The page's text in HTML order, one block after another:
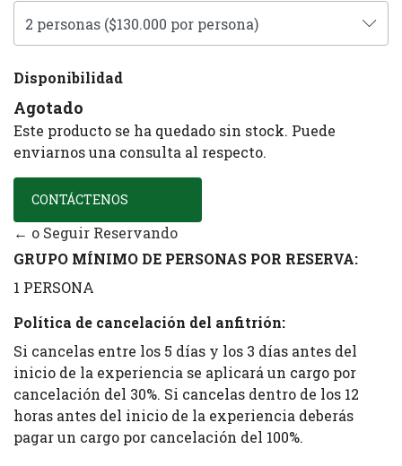
Disponibilidad
Agotado
Este producto se ha quedado sin stock. Puede
enviarnos una consulta al respecto.
CONTÁCTENOS
← o Seguir Reservando
GRUPO MÍNIMO DE PERSONAS POR RESERVA:
1 PERSONA
Política de cancelación del anfitrión:
Si cancelas entre los 5 días y los 3 días antes del
inicio de la experiencia se aplicará un cargo por
cancelación del 30%. Si cancelas dentro de los 12
horas antes del inicio de la experiencia deberás
pagar un cargo por cancelación del 100%.